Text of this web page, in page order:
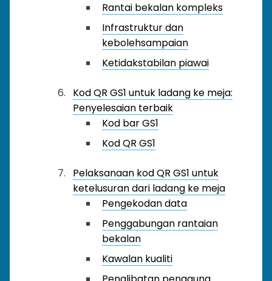
Rantai bekalan kompleks
Infrastruktur dan
kebolehsampaian
Ketidakstabilan piawai
Kod QR GS1 untuk ladang ke meja:
Penyelesaian terbaik
Kod bar GS1
Kod QR GS1
Pelaksanaan kod QR GS1 untuk
ketelusuran dari ladang ke meja
Pengekodan data
Penggabungan rantaian
bekalan
Kawalan kualiti